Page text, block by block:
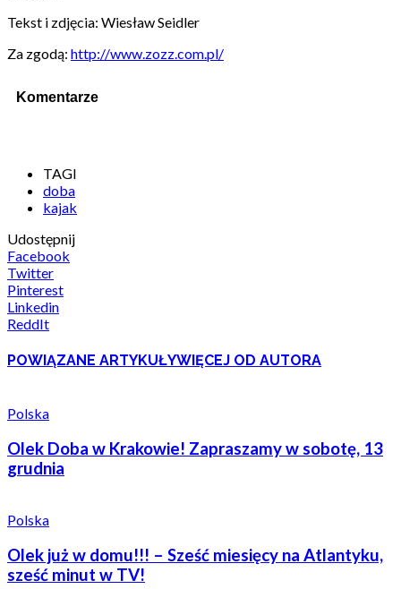
Tekst i zdjęcia: Wiesław Seidler
Za zgodą: http://www.zozz.com.pl/
Komentarze
TAGI
doba
kajak
Udostępnij
Facebook
Twitter
Pinterest
Linkedin
ReddIt
POWIĄZANE ARTYKUŁYWIĘCEJ OD AUTORA
Polska
Olek Doba w Krakowie! Zapraszamy w sobotę, 13
grudnia
Polska
Olek już w domu!!! – Sześć miesięcy na Atlantyku,
sześć minut w TV!